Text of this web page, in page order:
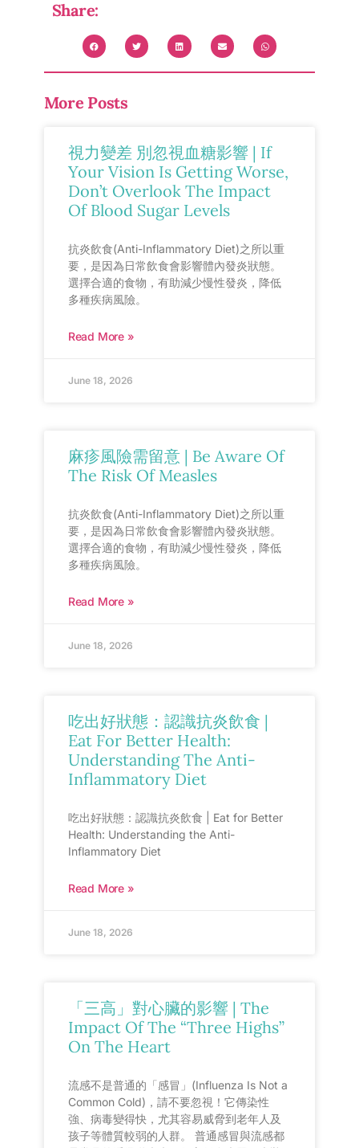
Share:
More Posts
視力變差 別忽視血糖影響 | If
Your Vision Is Getting Worse,
Don’t Overlook The Impact
Of Blood Sugar Levels
抗炎飲食(Anti-Inflammatory Diet)之所以重
要，是因為日常飲食會影響體內發炎狀態。
選擇合適的食物，有助減少慢性發炎，降低
多種疾病風險。
Read More »
June 18, 2026
麻疹風險需留意 | Be Aware Of
The Risk Of Measles
抗炎飲食(Anti-Inflammatory Diet)之所以重
要，是因為日常飲食會影響體內發炎狀態。
選擇合適的食物，有助減少慢性發炎，降低
多種疾病風險。
Read More »
June 18, 2026
吃出好狀態：認識抗炎飲食 |
Eat For Better Health:
Understanding The Anti-
Inflammatory Diet
吃出好狀態：認識抗炎飲食 | Eat for Better
Health: Understanding the Anti-
Inflammatory Diet
Read More »
June 18, 2026
「三高」對心臟的影響 | The
Impact Of The “Three Highs”
On The Heart
流感不是普通的「感冒」(Influenza Is Not a
Common Cold)，請不要忽視！它傳染性
強、病毒變得快，尤其容易威脅到老年人及
孩子等體質較弱的人群。 普通感冒與流感都